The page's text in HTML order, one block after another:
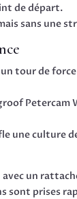
de départ.
sans une
tour de
une culture
avec un
sont prises